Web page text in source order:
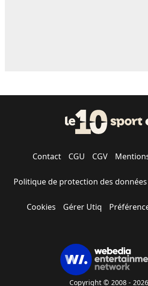
Contact CGU CGV
Politique de protection des données
Cookies Gérer Utiq
Copyright © 2008 - 2026